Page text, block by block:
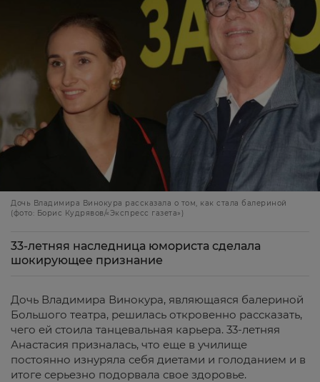
Дочь Владимира Винокура рассказала о том, как стала балериной
(фото: Борис Кудрявов/«Экспресс газета»)
33-летняя наследница юмориста сделала
шокирующее признание
Дочь Владимира Винокура, являющаяся балериной
Большого театра, решилась откровенно рассказать,
чего ей стоила танцевальная карьера. 33-летняя
Анастасия призналась, что еще в училище
постоянно изнуряла себя диетами и голоданием и в
итоге серьезно подорвала свое здоровье.